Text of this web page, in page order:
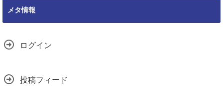
メタ情報
ログイン
投稿フィード